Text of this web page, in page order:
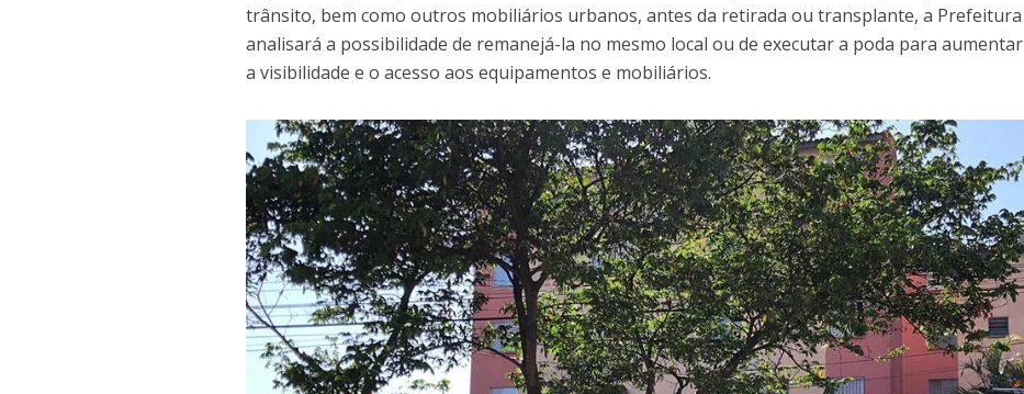
trânsito, bem como outros mobiliários urbanos, antes da retirada ou transplante, a Prefeitura
analisará a possibilidade de remanejá-la no mesmo local ou de executar a poda para aumentar
a visibilidade e o acesso aos equipamentos e mobiliários.